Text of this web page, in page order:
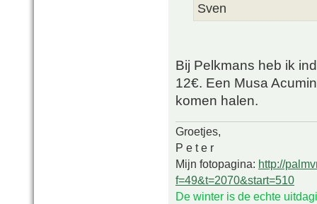
Sven
Bij Pelkmans heb ik
12€. Een Musa
komen halen.
Groetjes,
P e t e r
Mijn fotopagina: http://
f=49&t=2070&start=510
De winter is de echte